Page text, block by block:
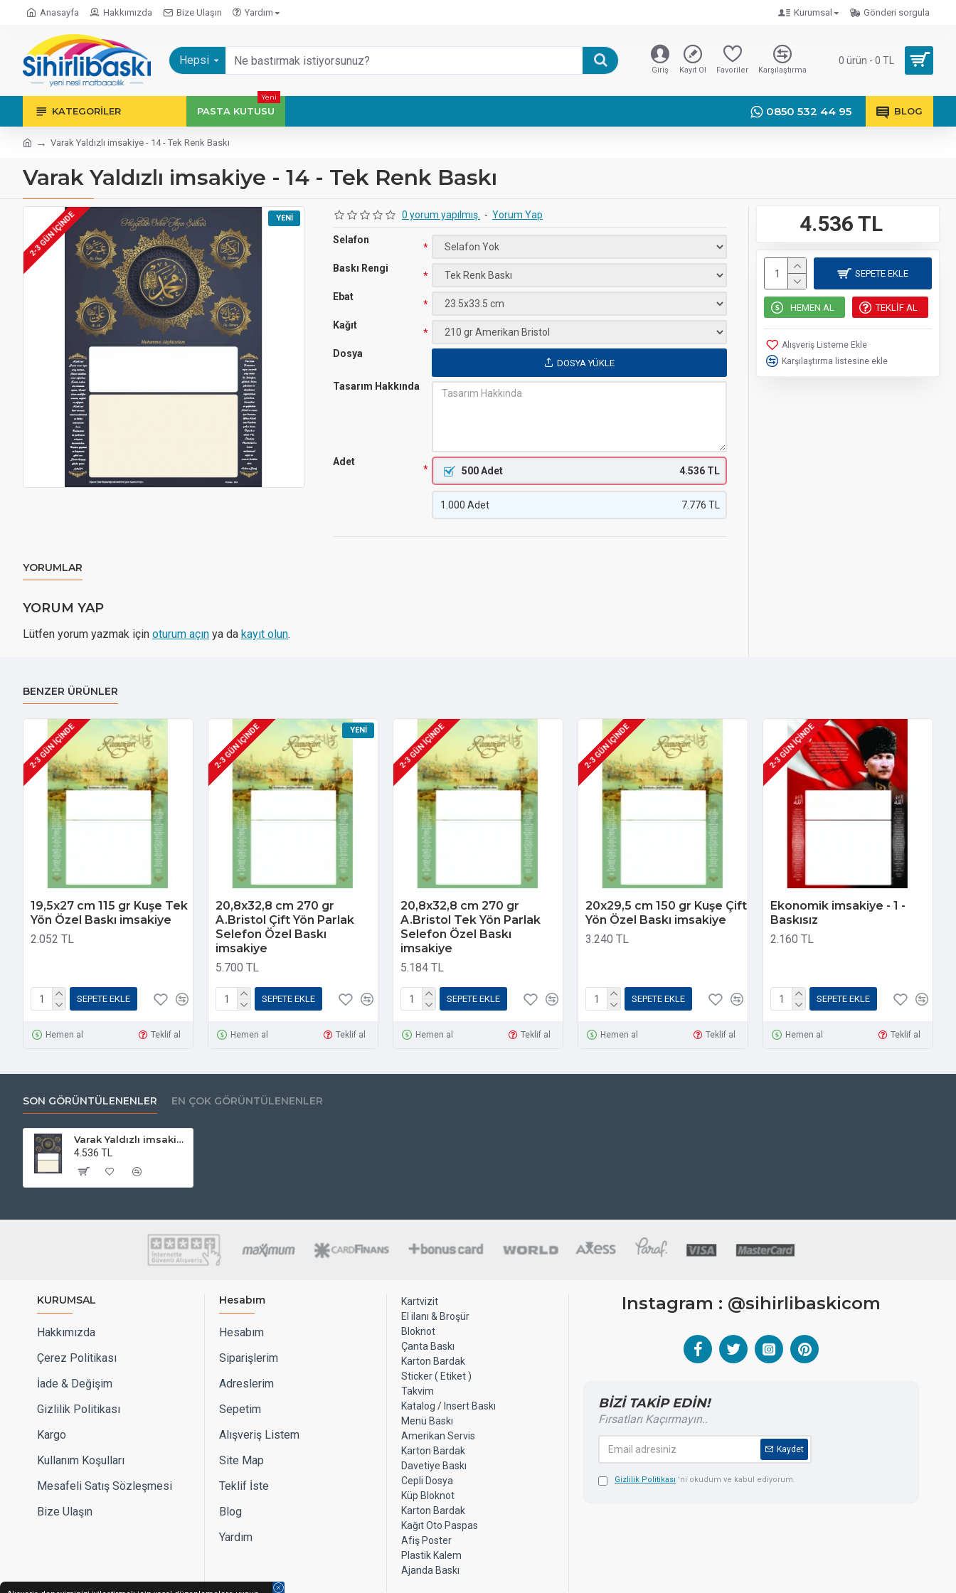
Anasayfa Hakkımızda Bize Ulaşın Yardım Kurumsal Gönderi sorgula
Hepsi
Giriş Kayıt Ol Favoriler Karşılaştırma
0 ürün - 0 TL
KATEGORILER PASTA KUTUSU
Yeni
0850 532 44 95 BLOG
Varak Yaldızlı imsakiye - 14 - Tek Renk Baskı
Varak Yaldızlı imsakiye - 14 - Tek Renk Baskı
YENI
2-3 GÜN IÇINDE 0 yorum yapılmış. - Yorum Yap 4.536 TL
Selafon
Baskı Rengi
Ebat
Kağıt
Dosya
DOSYA YÜKLE
Tasarım Hakkında
Adet
500 Adet
4.536 TL
1.000 Adet 7.776 TL
SEPETE EKLE
HEMEN AL TEKLIF AL
Alışveriş Listeme Ekle
Karşılaştırma listesine ekle
YORUMLAR
YORUM YAP
Lütfen yorum yazmak için oturum açın ya da kayıt olun.
BENZER ÜRÜNLER
2-3 GÜN IÇINDE
19,5x27 cm 115 gr Kuşe Tek
Yön Özel Baskı imsakiye
2.052 TL
SEPETE EKLE
Hemen al Teklif al
YENI
2-3 GÜN IÇINDE
20,8x32,8 cm 270 gr
A.Bristol Çift Yön Parlak
Selefon Özel Baskı
imsakiye
5.700 TL
SEPETE EKLE
Hemen al Teklif al
2-3 GÜN IÇINDE
20,8x32,8 cm 270 gr
A.Bristol Tek Yön Parlak
Selefon Özel Baskı
imsakiye
5.184 TL
SEPETE EKLE
Hemen al Teklif al
2-3 GÜN IÇINDE
20x29,5 cm 150 gr Kuşe Çift
Yön Özel Baskı imsakiye
3.240 TL
SEPETE EKLE
Hemen al Teklif al
2-3 GÜN IÇINDE
Ekonomik imsakiye - 1 -
Baskısız
2.160 TL
SEPETE EKLE
Hemen al Teklif al
SON GÖRÜNTÜLENENLER EN ÇOK GÖRÜNTÜLENENLER
Varak Yaldızlı imsakiye - 14 - Tek Renk Baskı
4.536 TL
KURUMSAL
Hakkımızda
Çerez Politikası
İade & Değişim
Gizlilik Politikası
Kargo
Kullanım Koşulları
Mesafeli Satış Sözleşmesi
Bize Ulaşın
Hesabım
Hesabım
Siparişlerim
Adreslerim
Sepetim
Alışveriş Listem
Site Map
Teklif İste
Blog
Yardım
Kartvizit
El ilanı & Broşür
Bloknot
Çanta Baskı
Karton Bardak
Sticker ( Etiket )
Takvim
Katalog / Insert Baskı
Menü Baskı
Amerikan Servis
Karton Bardak
Davetiye Baskı
Cepli Dosya
Küp Bloknot
Karton Bardak
Kağıt Oto Paspas
Afiş Poster
Plastik Kalem
Ajanda Baskı
Instagram : @sihirlibaskicom
BİZİ TAKİP EDİN!
Fırsatları Kaçırmayın..
Kaydet
Gizlilik Politikası 'ni okudum ve kabul ediyorum.